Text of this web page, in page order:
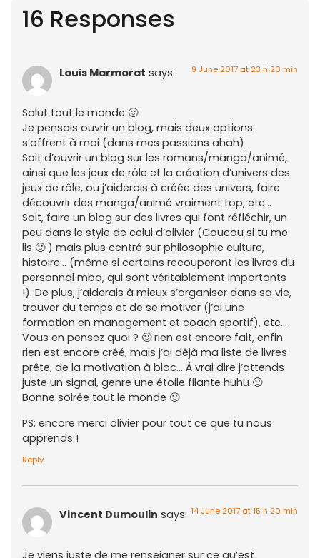
16 Responses
Louis Marmorat says: 9 June 2017 at 23 h 20 min
Salut tout le monde 🙂
Je pensais ouvrir un blog, mais deux options
s’offrent à moi (dans mes passions ahah)
Soit d’ouvrir un blog sur les romans/manga/animé,
ainsi que les jeux de rôle et la création d’univers des
jeux de rôle, ou j’aiderais à créée des univers, faire
découvrir des manga/animé vraiment top, etc…
Soit, faire un blog sur des livres qui font réfléchir, un
peu dans le style de celui d’olivier (Coucou si tu me
lis 🙂 ) mais plus centré sur philosophie culture,
histoire… (même si certains recouperont les livres du
personnal mba, qui sont véritablement importants
!). De plus, j’aiderais à mieux s’organiser dans sa vie,
trouver du temps et de se motiver (j’ai une
formation en management et coach sportif), etc…
Vous en pensez quoi ? 🙂 rien est encore fait, enfin
rien est encore créé, mais j’ai déjà ma liste de livres
prête, de la motivation à bloc… À vrai dire j’attends
juste un signal, genre une étoile filante huhu 🙂
Bonne soirée tout le monde 🙂
PS: encore merci olivier pour tout ce que tu nous
apprends !
Reply
Vincent Dumoulin says: 14 June 2017 at 15 h 20 min
Je viens juste de me renseigner sur ce qu’est